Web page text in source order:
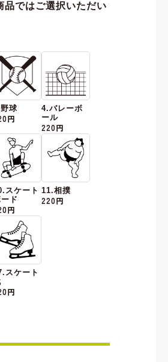
品ではご選択いただい
球
円
4.バレーボ
ール
220円
スケート
ド
円
11.相撲
220円
スケート
円